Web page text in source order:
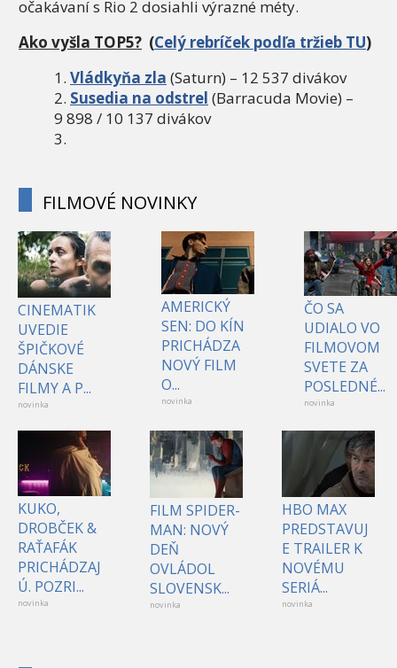
očakávaní s Rio 2 dosiahli výrazné méty.
Ako vyšla TOP5? (Celý rebríček podľa tržieb TU)
Vládkyňa zla (Saturn) – 12 537 divákov
Susedia na odstrel (Barracuda Movie) –
9 898 / 10 137 divákov
FILMOVÉ NOVINKY
CINEMATIK
UVEDIE
ŠPIČKOVÉ
DÁNSKE
FILMY A P...
novinka
AMERICKÝ
SEN: DO KÍN
PRICHÁDZA
NOVÝ FILM
O...
novinka
ČO SA
UDIALO VO
FILMOVOM
SVETE ZA
POSLEDNÉ...
novinka
KUKO,
DROBČEK &
RAŤAFÁK
PRICHÁDZAJ
Ú. POZRI...
novinka
FILM SPIDER-
MAN: NOVÝ
DEŇ
OVLÁDOL
SLOVENSK...
novinka
HBO MAX
PREDSTAVUJ
E TRAILER K
NOVÉMU
SERIÁ...
novinka